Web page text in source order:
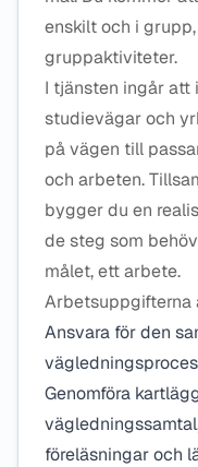
enskilt och i
gruppaktiviteter.
I tjänsten ingår att
studievägar och
på vägen till
och arbeten.
bygger du en
de steg som
målet, ett arbete.
Arbetsuppgifterna
Ansvara för den
Genomföra
föreläsningar och